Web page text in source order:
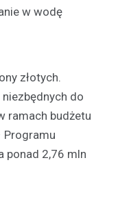
w wodę
złotych.
do
ramach budżetu
Programu
ponad 2,76 mln